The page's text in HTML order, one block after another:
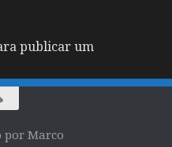
publicar um
por Marco